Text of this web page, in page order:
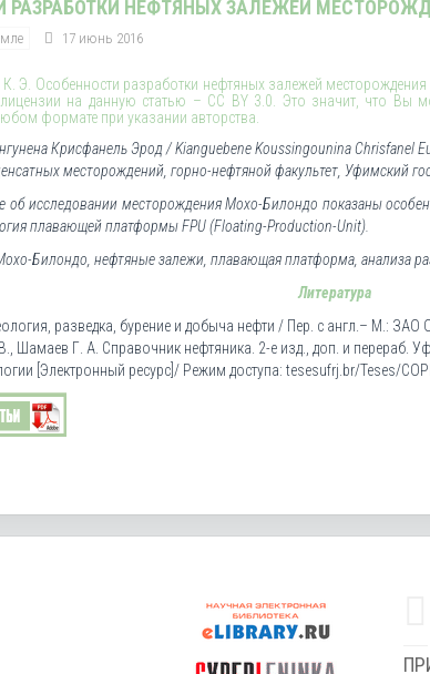
РАЗРАБОТКИ НЕФТЯНЫХ ЗАЛЕЖЕЙ
17 июнь 2016
К. Э. Особенности разработки нефтяных залежей
на данную статью – CC BY 3.0. Это значит, что Вы
формате при указании авторства.
Крисфанель Эрод / Kianguebene Koussingounina Chrisfanel
месторождений, горно-нефтяной факультет, Уфимский
об исследовании месторождения Мохо-Билондо показаны
плавающей платформы FPU (Floating-Production-Unit).
Билондо, нефтяные залежи, плавающая платформа, анализа
Литература
разведка, бурение и добыча нефти / Пер. с англ.– М.: ЗАО
Шамаев Г. А. Справочник нефтяника. 2-е изд., доп. и перераб.
[Электронный ресурс]/ Режим доступа: tesesufrj.br/Teses/